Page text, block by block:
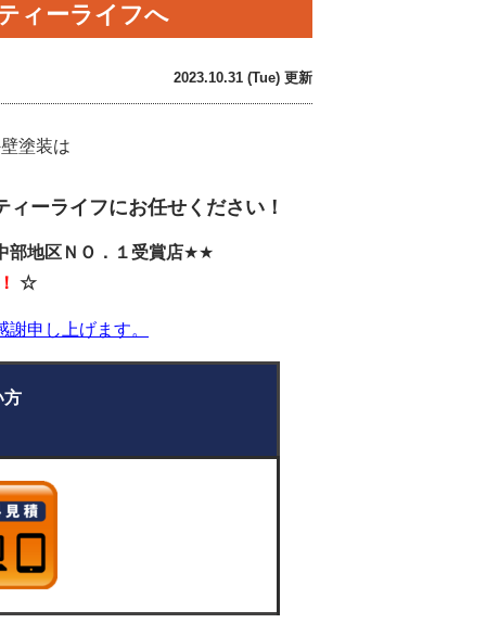
ィーライフへ
2023.10.31 (Tue) 更新
塗装は
ライフにお任せください！
部地区ＮＯ．１受賞店★★
☆
申し上げます。
方